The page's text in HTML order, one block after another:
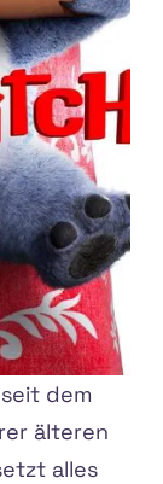
dem
älteren
alles